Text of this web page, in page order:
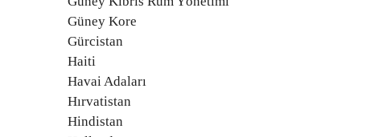
Güney Kore
Gürcistan
Haiti
Havai Adaları
Hırvatistan
Hindistan